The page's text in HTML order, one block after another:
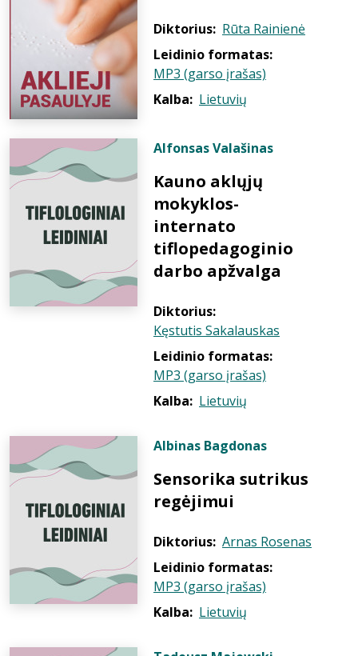
Diktorius: Rūta Rainienė
Leidinio formatas:
MP3 (garso įrašas)
Kalba: Lietuvių
Alfonsas Valašinas
Kauno aklųjų
mokyklos-
internato
tiflopedagoginio
darbo apžvalga
Diktorius:
Kęstutis Sakalauskas
Leidinio formatas:
MP3 (garso įrašas)
Kalba: Lietuvių
Albinas Bagdonas
Sensorika sutrikus
regėjimui
Diktorius: Arnas Rosenas
Leidinio formatas:
MP3 (garso įrašas)
Kalba: Lietuvių